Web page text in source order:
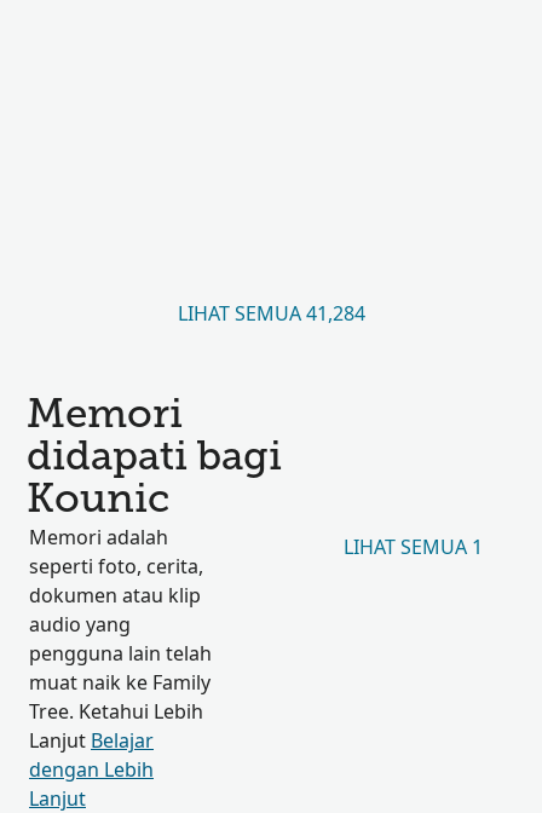
LIHAT SEMUA 41,284
Memori
didapati bagi
Kounic
Memori adalah
seperti foto, cerita,
dokumen atau klip
audio yang
pengguna lain telah
muat naik ke Family
Tree. Ketahui Lebih
Lanjut Belajar
dengan Lebih
Lanjut
LIHAT SEMUA 1